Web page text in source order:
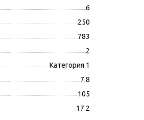
6
250
783
2
Категория 1
7.8
105
17.2